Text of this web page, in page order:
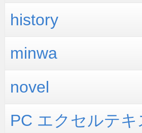
history
minwa
novel
PC エクセルテキ